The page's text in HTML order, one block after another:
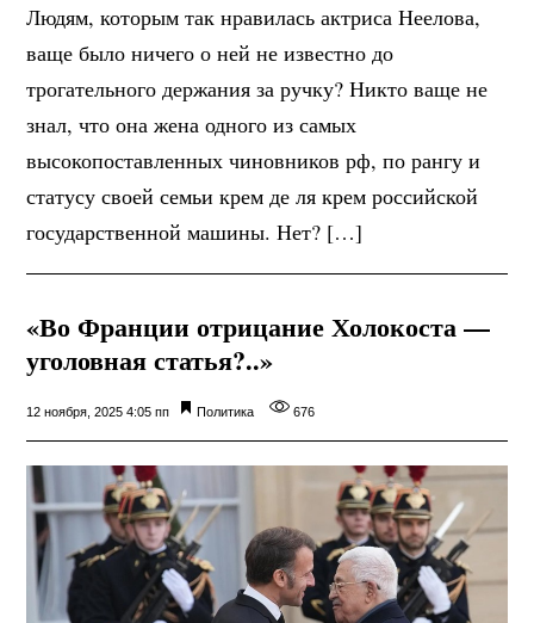
Людям, которым так нравилась актриса Неелова,
ваще было ничего о ней не известно до
трогательного держания за ручку? Никто ваще не
знал, что она жена одного из самых
высокопоставленных чиновников рф, по рангу и
статусу своей семьи крем де ля крем российской
государственной машины. Нет? […]
«Во Франции отрицание Холокоста —
уголовная статья?..»
12 ноября, 2025 4:05 пп Политика 676